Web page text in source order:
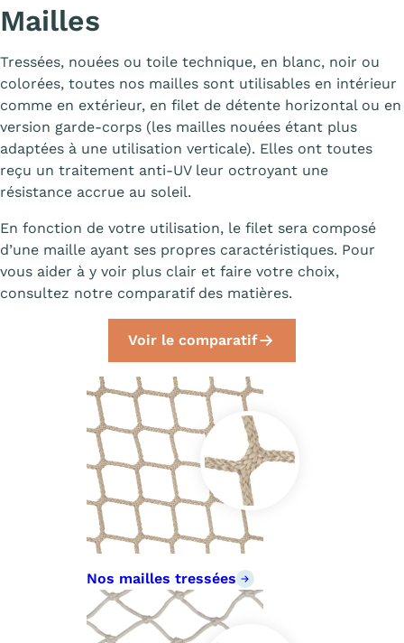
Mailles
Tressées, nouées ou toile technique, en blanc, noir ou
colorées, toutes nos mailles sont utilisables en intérieur
comme en extérieur, en filet de détente horizontal ou en
version garde-corps (les mailles nouées étant plus
adaptées à une utilisation verticale). Elles ont toutes
reçu un traitement anti-UV leur octroyant une
résistance accrue au soleil.
En fonction de votre utilisation, le filet sera composé
d’une maille ayant ses propres caractéristiques. Pour
vous aider à y voir plus clair et faire votre choix,
consultez notre comparatif des matières.
Voir le comparatif
Nos mailles tressées